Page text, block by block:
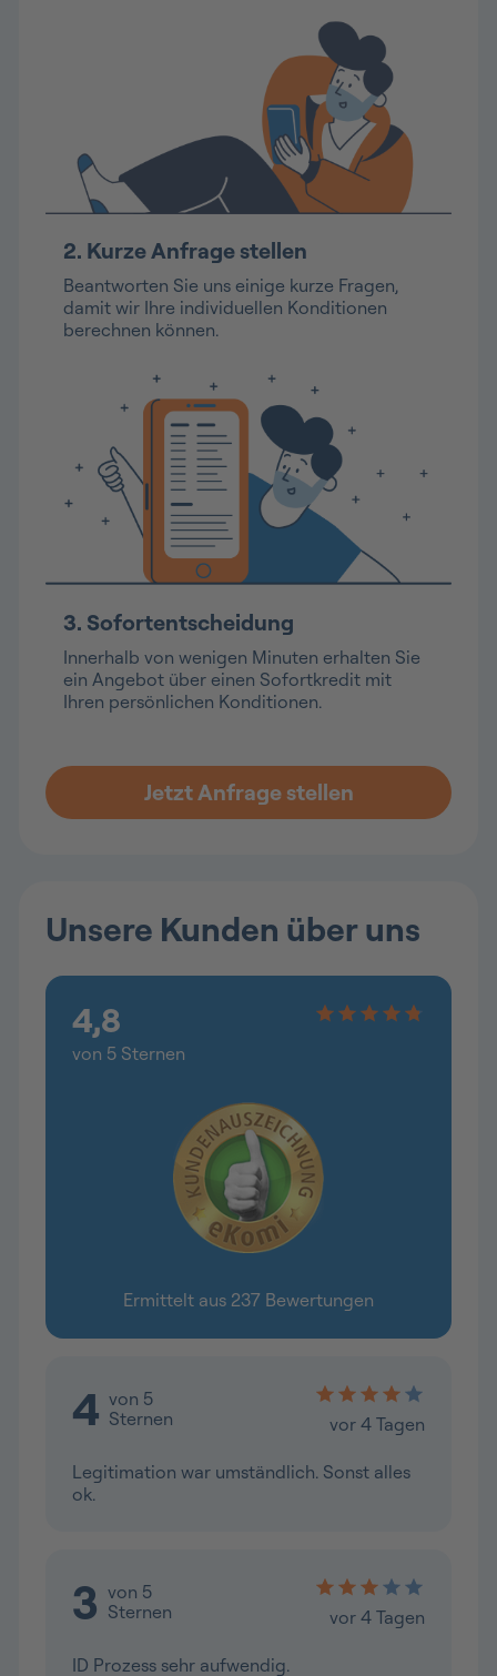
2. Kurze Anfrage stellen
Beantworten Sie uns einige kurze Fragen,
damit wir Ihre individuellen Konditionen
berechnen können.
3. Sofortentscheidung
Innerhalb von wenigen Minuten erhalten Sie
ein Angebot über einen Sofortkredit mit
Ihren persönlichen Konditionen.
Jetzt Anfrage stellen
Unsere Kunden über uns